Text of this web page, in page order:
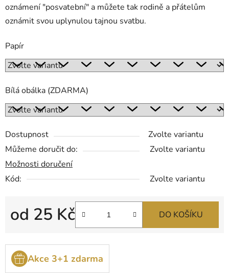
oznámení "posvatební" a můžete tak rodině a přátelům
oznámit svou uplynulou tajnou svatbu.
Papír
Bílá obálka (ZDARMA)
Dostupnost
Zvolte variantu
Můžeme doručit do:
Zvolte variantu
Možnosti doručení
Kód:
Zvolte variantu
od 25 Kč DO KOŠÍKU
Akce 3+1 zdarma